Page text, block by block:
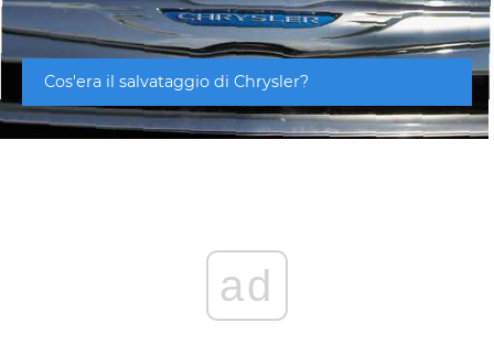
Cos'era il salvataggio di Chrysler?
ad